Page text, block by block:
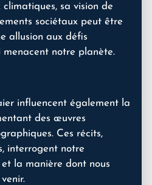
sa vision de
sociétaux peut être
allusion aux défis
menacent notre planète.
influencent également la
des œuvres
Ces récits,
interrogent notre
la manière dont nous